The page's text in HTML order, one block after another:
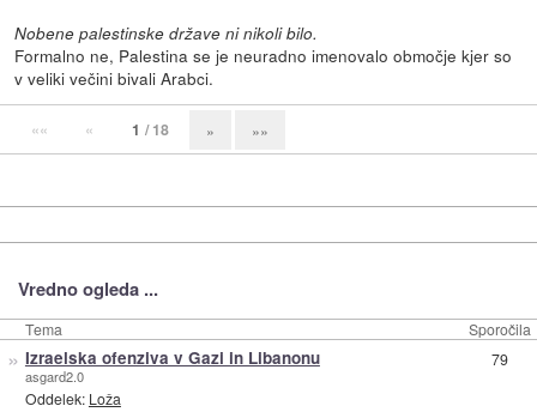
Nobene palestinske države ni nikoli bilo.
Formalno ne, Palestina se je neuradno imenovalo območje kjer so
v veliki večini bivali Arabci.
«« « 1 / 18 » »»
Vredno ogleda ...
Tema Sporočila
» Izraelska ofenziva v Gazi in Libanonu
asgard2.0
Oddelek: Loža
79